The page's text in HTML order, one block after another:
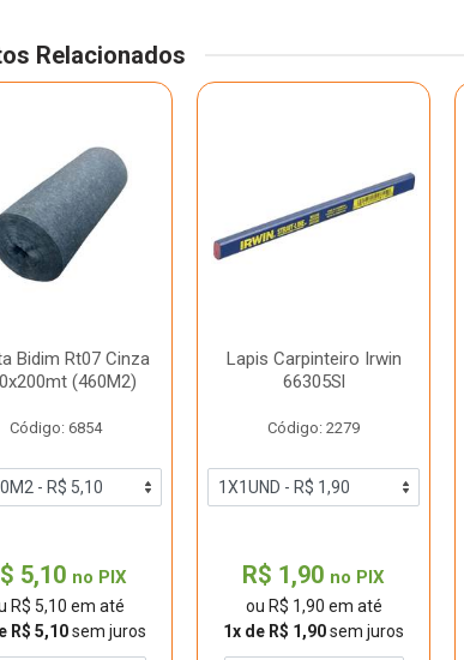
Relacionados
Bidim Rt07 Cinza
(460M2)
Código: 6854
5,10 no PIX
R$ 5,10 em até
R$ 5,10sem juros
Lapis Carpinteiro Irwin
66305Sl
Código: 2279
R$ 1,90 no PIX
ou R$ 1,90 em até
1x de R$ 1,90sem juros